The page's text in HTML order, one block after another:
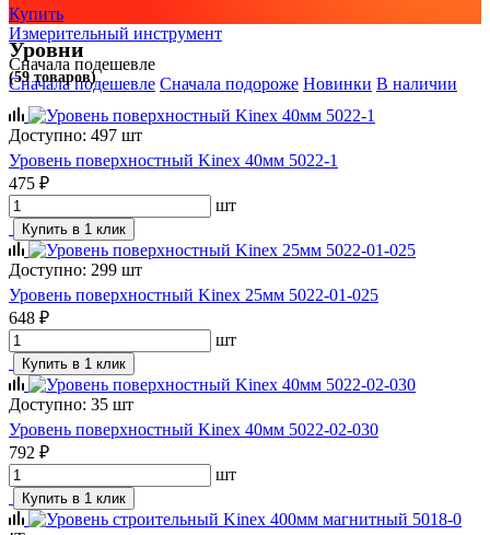
Купить
Измерительный инструмент
Сначала подешевле
Сначала подешевле Сначала подороже Новинки В наличии
Уровни
(59 товаров)
Доступно: 497 шт
Уровень поверхностный Kinex 40мм 5022-1
475 ₽
шт
Купить в 1 клик
Доступно: 299 шт
Уровень поверхностный Kinex 25мм 5022-01-025
648 ₽
шт
Купить в 1 клик
Доступно: 35 шт
Уровень поверхностный Kinex 40мм 5022-02-030
792 ₽
шт
Купить в 1 клик